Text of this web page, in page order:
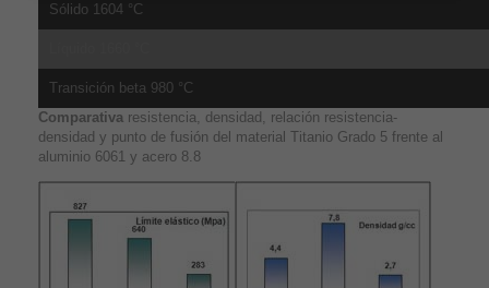
Sólido 1604 °C
Transición beta 980 °C
Comparativa resistencia, densidad, relación resistencia-
densidad y punto de fusión del material Titanio Grado 5 frente al
aluminio 6061 y acero 8.8